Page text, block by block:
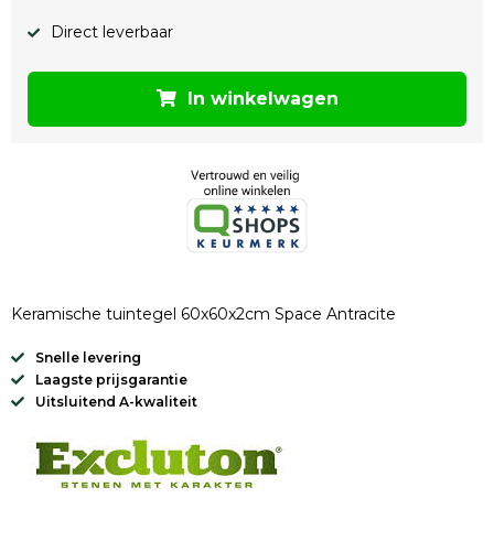
Direct leverbaar
In winkelwagen
Keramische tuintegel 60x60x2cm Space Antracite
Snelle levering
Laagste prijsgarantie
Uitsluitend A-kwaliteit